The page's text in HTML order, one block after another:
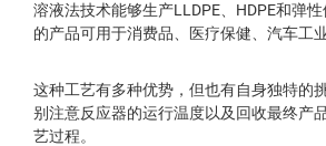
溶液法技术能够生产LLDPE HDPE和弹
的产品可用于消费品、医疗保健、汽车工
这种工艺有多种优势，但也有自身独特的
别注意反应器的运行温度以及回收最终产
艺过程。